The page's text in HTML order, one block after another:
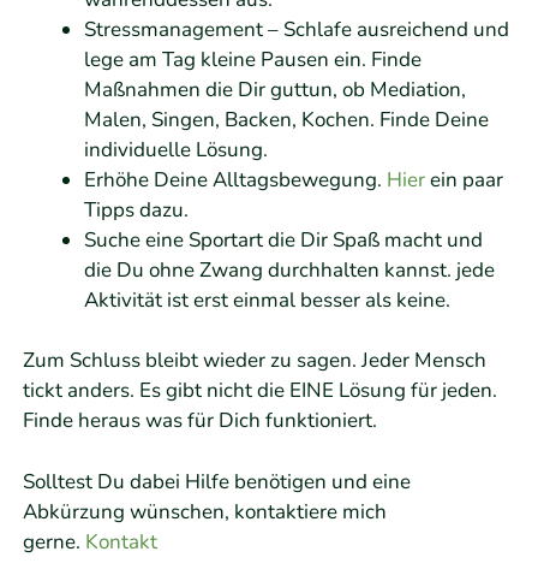
Stressmanagement – Schlafe ausreichend und
lege am Tag kleine Pausen ein. Finde
Maßnahmen die Dir guttun, ob Mediation,
Malen, Singen, Backen, Kochen. Finde Deine
individuelle Lösung.
Erhöhe Deine Alltagsbewegung. Hierein paar
Tipps dazu.
Suche eine Sportart die Dir Spaß macht und
die Du ohne Zwang durchhalten kannst. jede
Aktivität ist erst einmal besser als keine.
Zum Schluss bleibt wieder zu sagen. Jeder Mensch
tickt anders. Es gibt nicht die EINE Lösung für jeden.
Finde heraus was für Dich funktioniert.
Solltest Du dabei Hilfe benötigen und eine
Abkürzung wünschen, kontaktiere mich
gerne. Kontakt